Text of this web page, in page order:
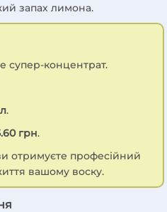
запах лимона.
супер-концентрат.
.
грн.
отримуєте професійний
вашому воску.